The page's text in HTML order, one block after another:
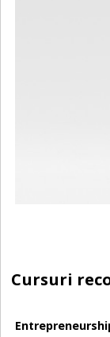
Cursuri